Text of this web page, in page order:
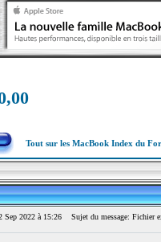
Tout sur les MacBook Index du
2022 à 15:26 Sujet du message: Fichier